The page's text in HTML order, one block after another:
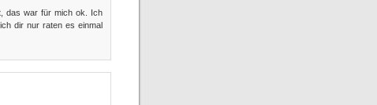
das war für mich ok. Ich
dir nur raten es einmal